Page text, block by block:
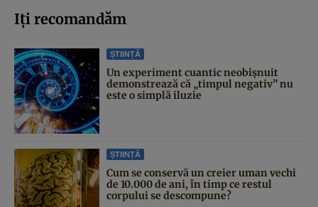
Iți recomandăm
ȘTIINȚĂ
Un experiment cuantic neobișnuit
demonstrează că „timpul negativ” nu
este o simplă iluzie
ȘTIINȚĂ
Cum se conservă un creier uman vechi
de 10.000 de ani, în timp ce restul
corpului se descompune?